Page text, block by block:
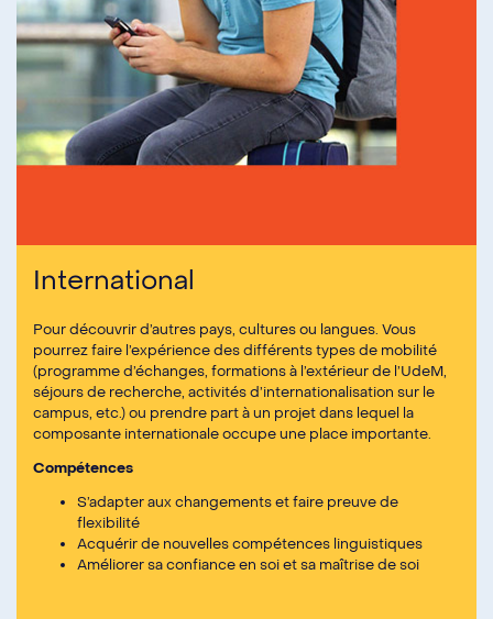
International
Pour découvrir d’autres pays, cultures ou langues. Vous
pourrez faire l’expérience des différents types de mobilité
(programme d’échanges, formations à l’extérieur de l’UdeM,
séjours de recherche, activités d’internationalisation sur le
campus, etc.) ou prendre part à un projet dans lequel la
composante internationale occupe une place importante.
Compétences
S’adapter aux changements et faire preuve de
flexibilité
Acquérir de nouvelles compétences linguistiques
Améliorer sa confiance en soi et sa maîtrise de soi